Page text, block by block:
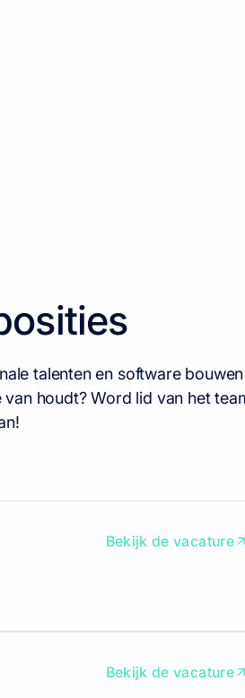
talenten en software
houdt? Word lid van het
Bekijk de vacature
Bekijk de vacature